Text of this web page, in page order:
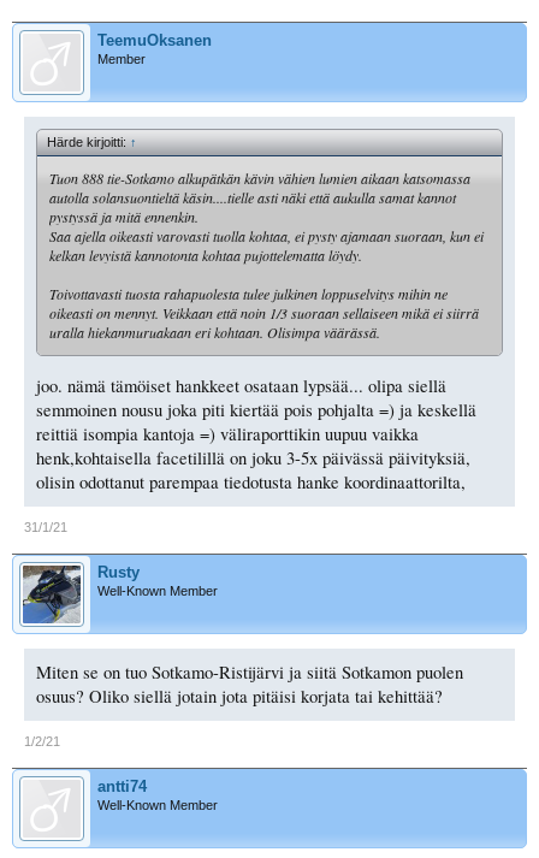
TeemuOksanen
Member
Härde kirjoitti:↑
Tuon 888 tie-Sotkamo alkupätkän kävin vähien lumien aikaan katsomassa
autolla solansuontieltä käsin....tielle asti näki että aukulla samat kannot
pystyssä ja mitä ennenkin.
Saa ajella oikeasti varovasti tuolla kohtaa, ei pysty ajamaan suoraan, kun ei
kelkan levyistä kannotonta kohtaa pujottelematta löydy.
Toivottavasti tuosta rahapuolesta tulee julkinen loppuselvitys mihin ne
oikeasti on mennyt. Veikkaan että noin 1/3 suoraan sellaiseen mikä ei siirrä
uralla hiekanmuruakaan eri kohtaan. Olisimpa väärässä.
joo. nämä tämöiset hankkeet osataan lypsää... olipa siellä
semmoinen nousu joka piti kiertää pois pohjalta =) ja keskellä
reittiä isompia kantoja =) väliraporttikin uupuu vaikka
henk,kohtaisella facetilillä on joku 3-5x päivässä päivityksiä,
olisin odottanut parempaa tiedotusta hanke koordinaattorilta,
31/1/21
Rusty
Well-Known Member
Miten se on tuo Sotkamo-Ristijärvi ja siitä Sotkamon puolen
osuus? Oliko siellä jotain jota pitäisi korjata tai kehittää?
1/2/21
antti74
Well-Known Member